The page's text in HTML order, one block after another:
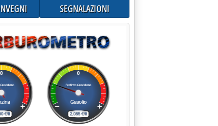
la decisione del Parlamento Ue '
SEGNALAZIONI